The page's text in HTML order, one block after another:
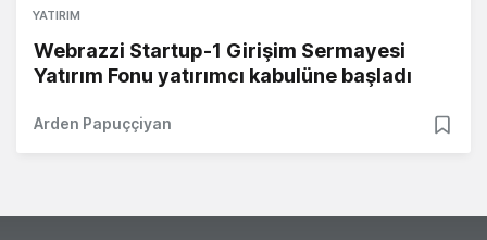
YATIRIM
Webrazzi Startup-1 Girişim Sermayesi
Yatırım Fonu yatırımcı kabulüne başladı
Arden Papuççiyan